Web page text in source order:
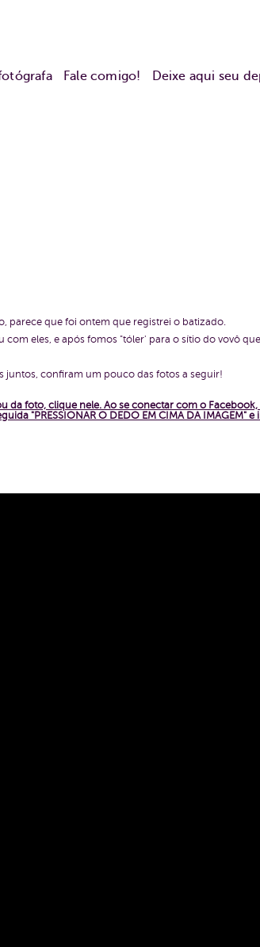
Fale comigo! Deixe aqui seu
parece que foi ontem que registrei o batizado.
eles, e após fomos "tóler' para o sítio do vovô que
juntos, confiram um pouco das fotos a seguir!
da foto, clique nele. Ao se conectar com o
"PRESSIONAR O DEDO EM CIMA DA IMAGEM" e